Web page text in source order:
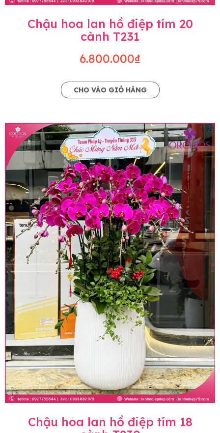
Chậu hoa lan hồ điệp tím 20
cành T231
6.800.000₫
CHO VÀO GIỎ HÀNG
Chậu hoa lan hồ điệp tím 18